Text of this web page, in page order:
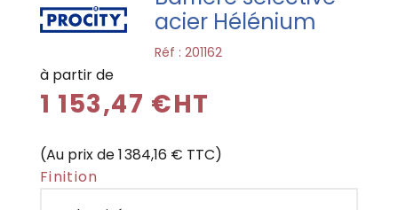
acier Hélénium
Réf :201162
à partir de
1 153,47 €HT
(Au prix de 1 384,16 € TTC)
Finition